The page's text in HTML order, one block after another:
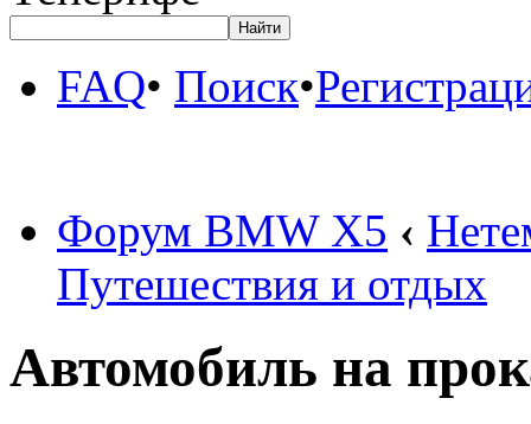
FAQ• Поиск•
Форум BMW X5 ‹
Путешествия и отдых
Автомобиль на